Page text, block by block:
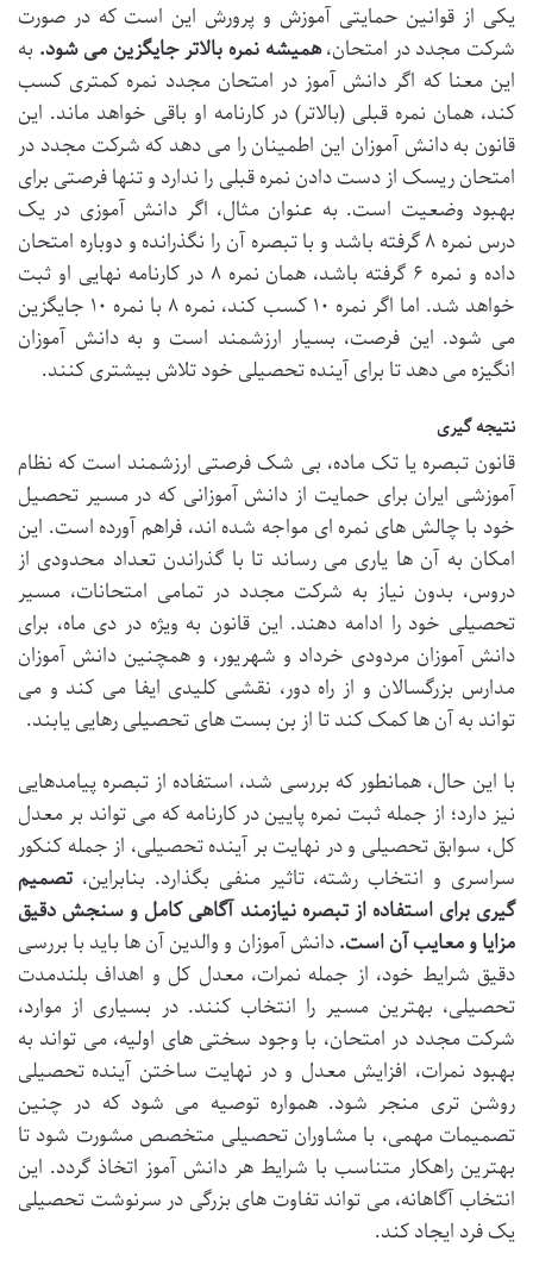
یکی از قوانین حمایتی آموزش و پرورش این است که در صورت
شرکت مجدد در امتحان،همیشه نمره بالاتر جایگزین می شود. به
این معنا که اگر دانش آموز در امتحان مجدد نمره کمتری کسب
کند، همان نمره قبلی (بالاتر) در کارنامه او باقی خواهد ماند. این
قانون به دانش آموزان این اطمینان را می دهد که شرکت مجدد در
امتحان ریسک از دست دادن نمره قبلی را ندارد و تنها فرصتی برای
بهبود وضعیت است. به عنوان مثال، اگر دانش آموزی در یک
درس نمره ۸ گرفته باشد و با تبصره آن را نگذرانده و دوباره امتحان
داده و نمره ۶ گرفته باشد، همان نمره ۸ در کارنامه نهایی او ثبت
خواهد شد. اما اگر نمره ۱۰ کسب کند، نمره ۸ با نمره ۱۰ جایگزین
می شود. این فرصت، بسیار ارزشمند است و به دانش آموزان
انگیزه می دهد تا برای آینده تحصیلی خود تلاش بیشتری کنند.
نتیجه گیری
قانون تبصره یا تک ماده، بی شک فرصتی ارزشمند است که نظام
آموزشی ایران برای حمایت از دانش آموزانی که در مسیر تحصیل
خود با چالش های نمره ای مواجه شده اند، فراهم آورده است. این
امکان به آن ها یاری می رساند تا با گذراندن تعداد محدودی از
دروس، بدون نیاز به شرکت مجدد در تمامی امتحانات، مسیر
تحصیلی خود را ادامه دهند. این قانون به ویژه در دی ماه، برای
دانش آموزان مردودی خرداد و شهریور، و همچنین دانش آموزان
مدارس بزرگسالان و از راه دور، نقشی کلیدی ایفا می کند و می
تواند به آن ها کمک کند تا از بن بست های تحصیلی رهایی یابند.
با این حال، همانطور که بررسی شد، استفاده از تبصره پیامدهایی
نیز دارد؛ از جمله ثبت نمره پایین در کارنامه که می تواند بر معدل
کل، سوابق تحصیلی و در نهایت بر آینده تحصیلی، از جمله کنکور
سراسری و انتخاب رشته، تاثیر منفی بگذارد. بنابراین،تصمیم
گیری برای استفاده از تبصره نیازمند آگاهی کامل و سنجش دقیق
مزایا و معایب آن است.دانش آموزان و والدین آن ها باید با بررسی
دقیق شرایط خود، از جمله نمرات، معدل کل و اهداف بلندمدت
تحصیلی، بهترین مسیر را انتخاب کنند. در بسیاری از موارد،
شرکت مجدد در امتحان، با وجود سختی های اولیه، می تواند به
بهبود نمرات، افزایش معدل و در نهایت ساختن آینده تحصیلی
روشن تری منجر شود. همواره توصیه می شود که در چنین
تصمیمات مهمی، با مشاوران تحصیلی متخصص مشورت شود تا
بهترین راهکار متناسب با شرایط هر دانش آموز اتخاذ گردد. این
انتخاب آگاهانه، می تواند تفاوت های بزرگی در سرنوشت تحصیلی
یک فرد ایجاد کند.